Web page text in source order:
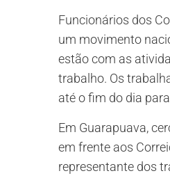
Funcionários dos
um movimento
estão com as
trabalho. Os
até o fim do dia
Em Guarapuava,
em frente aos
representante dos